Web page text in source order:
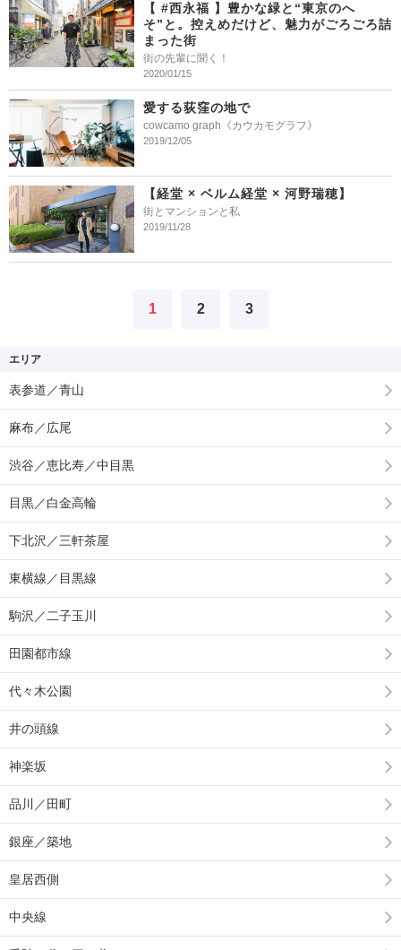
街の先輩に聞く！
【 #西永福 】豊かな緑と“東京のへ
そ”と。控えめだけど、魅力がごろごろ詰
まった街
2020/01/15
cowcamo graph《カウカモグラフ》
愛する荻窪の地で
2019/12/05
街とマンションと私
【経堂 × ベルム経堂 × 河野瑞穂】
2019/11/28
1 2 3
エリア
表参道／青山
麻布／広尾
渋谷／恵比寿／中目黒
目黒／白金高輪
下北沢／三軒茶屋
東横線／目黒線
駒沢／二子玉川
田園都市線
代々木公園
井の頭線
神楽坂
品川／田町
銀座／築地
皇居西側
中央線